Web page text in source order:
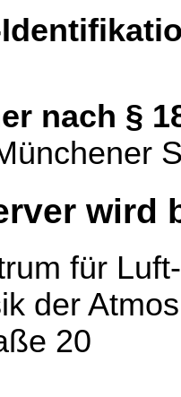
nach §
wird
für
der
20